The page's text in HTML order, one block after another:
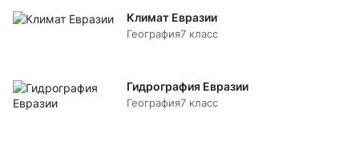
Климат Евразии
География7 класс
Гидрография Евразии
География7 класс